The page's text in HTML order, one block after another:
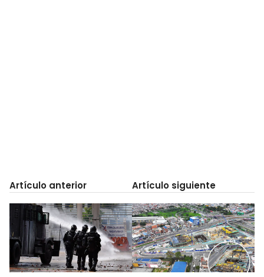
Artículo anterior Artículo siguiente